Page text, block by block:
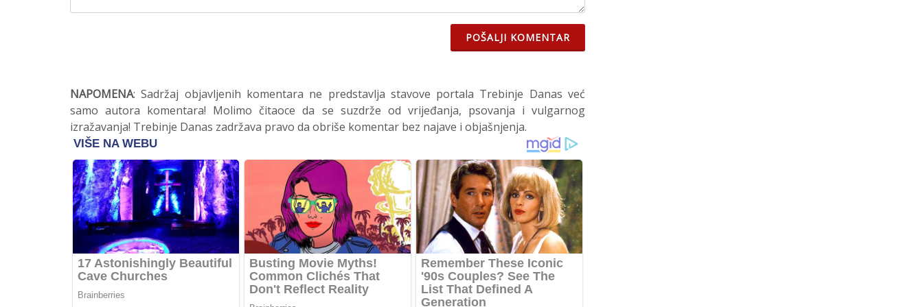
POŠALJI KOMENTAR
NAPOMENA: Sadržaj objavljenih komentara ne predstavlja stavove portala Trebinje Danas već
samo autora komentara! Molimo čitaoce da se suzdrže od vrijeđanja, psovanja i vulgarnog
izražavanja! Trebinje Danas zadržava pravo da obriše komentar bez najave i objašnjenja.